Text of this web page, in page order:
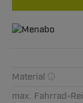
Material
max. Fahrrad-